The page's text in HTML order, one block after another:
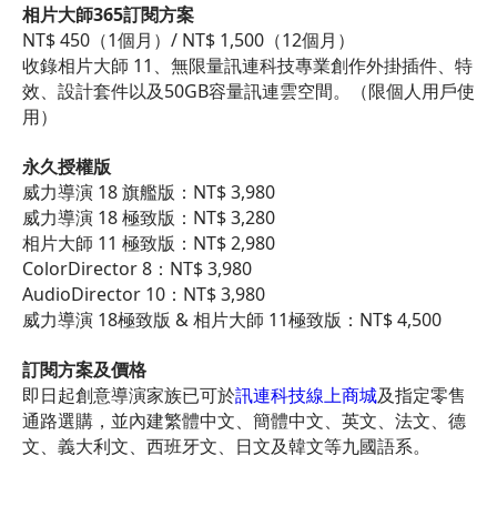
相片大師365訂閱方案
NT$ 450（1個月）/ NT$ 1,500（12個月）
收錄相片大師 11、無限量訊連科技專業創作外掛插件、特
效、設計套件以及50GB容量訊連雲空間。（限個人用戶使
用）
永久授權版
威力導演 18 旗艦版：NT$ 3,980
威力導演 18 極致版：NT$ 3,280
相片大師 11 極致版：NT$ 2,980
ColorDirector 8：NT$ 3,980
AudioDirector 10：NT$ 3,980
威力導演 18極致版 & 相片大師 11極致版：NT$ 4,500
訂閱方案及價格
即日起創意導演家族已可於訊連科技線上商城及指定零售
通路選購，並內建繁體中文、簡體中文、英文、法文、德
文、義大利文、西班牙文、日文及韓文等九國語系。